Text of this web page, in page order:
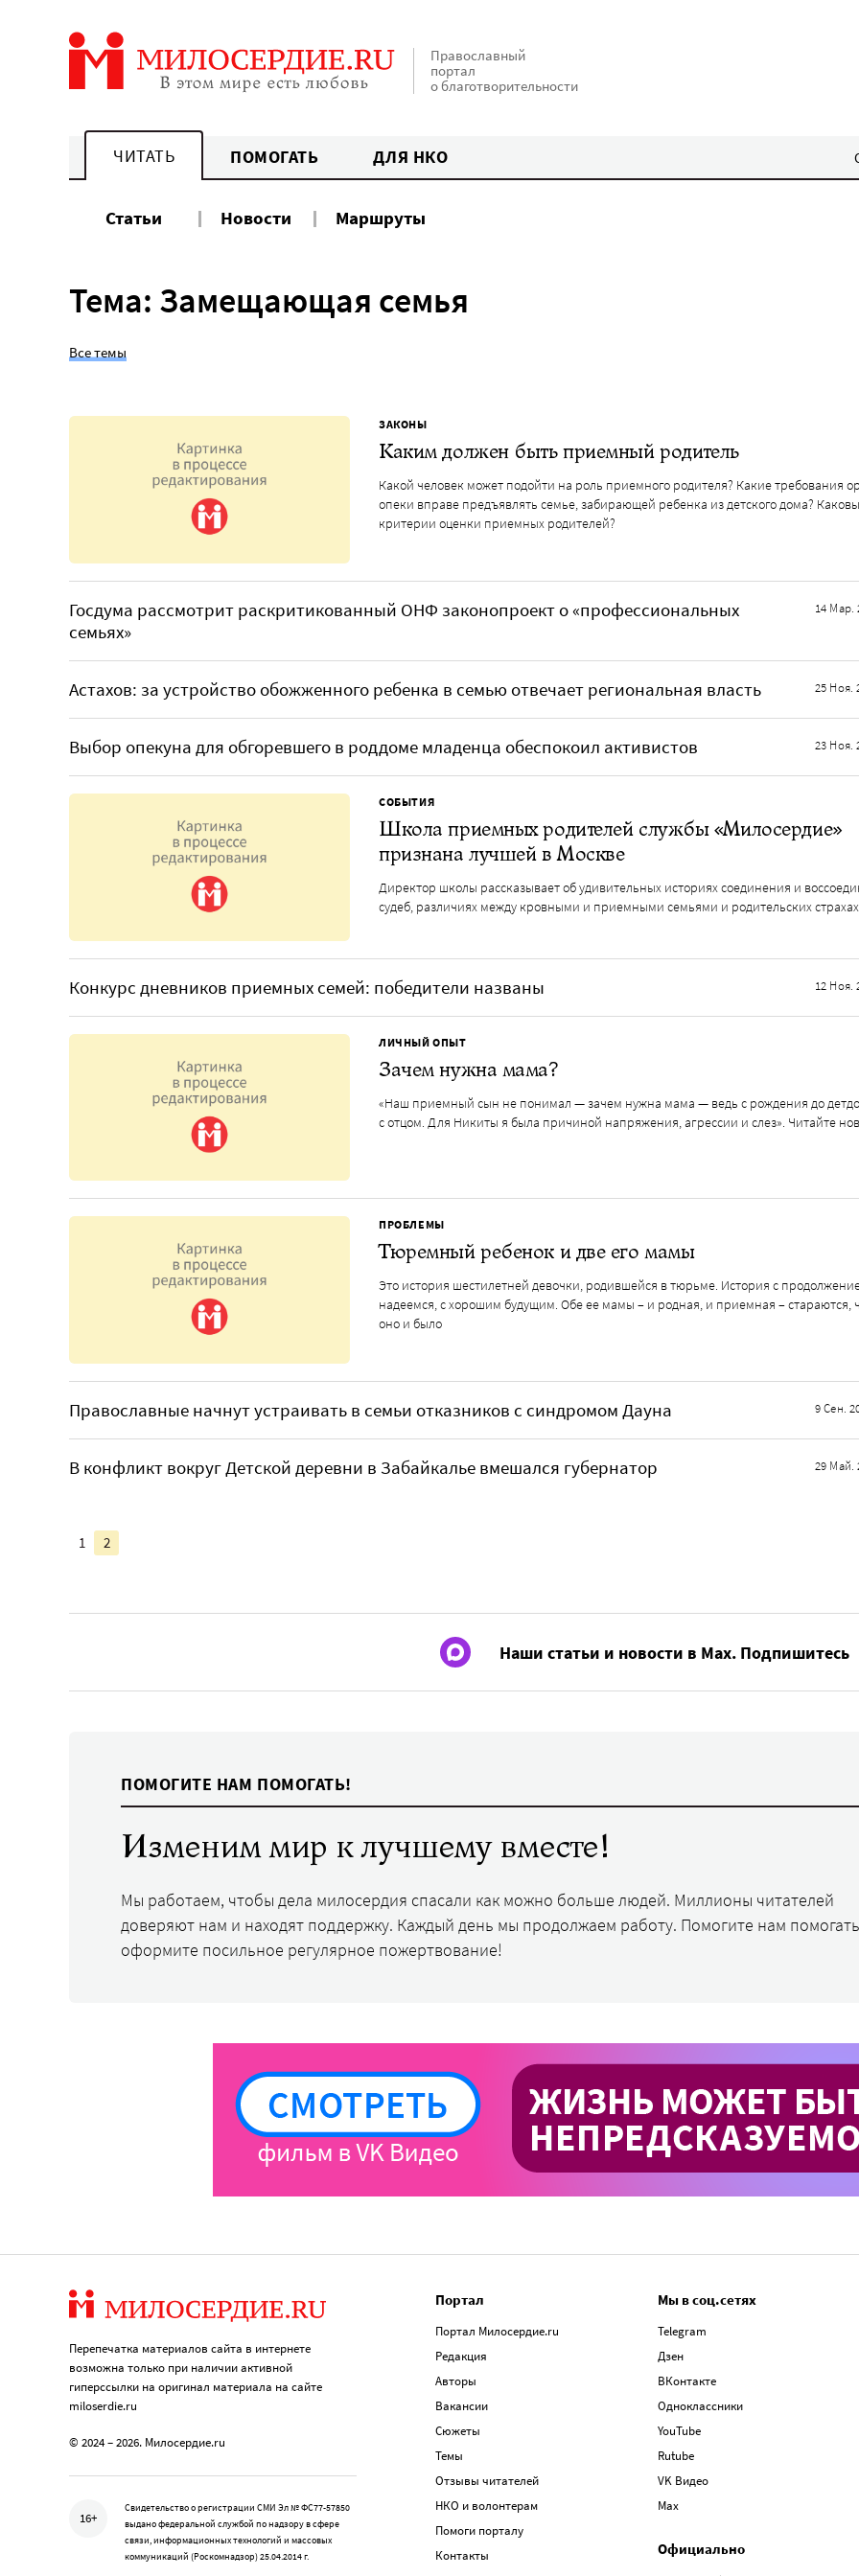
Православный
портал
о благотворительности
ЧИТАТЬ ПОМОГАТЬ ДЛЯ НКО
Статьи Новости Маршруты
Тема: Замещающая семья
Все темы
ЗАКОНЫ
Каким должен быть приемный родитель
Какой человек может подойти на роль приемного родителя? Какие требования
опеки вправе предъявлять семье, забирающей ребенка из детского дома? Каковы
критерии оценки приемных родителей?
Госдума рассмотрит раскритикованный ОНФ законопроект о «профессиональных
семьях»
14 Мар.
Астахов: за устройство обожженного ребенка в семью отвечает региональная власть 25 Ноя.
Выбор опекуна для обгоревшего в роддоме младенца обеспокоил активистов 23 Ноя.
СОБЫТИЯ
Школа приемных родителей службы «Милосердие»
признана лучшей в Москве
Директор школы рассказывает об удивительных историях соединения и
судеб, различиях между кровными и приемными семьями и родительских страхах
Конкурс дневников приемных семей: победители названы 12 Ноя.
ЛИЧНЫЙ ОПЫТ
Зачем нужна мама?
«Наш приемный сын не понимал — зачем нужна мама — ведь с рождения до
с отцом. Для Никиты я была причиной напряжения, агрессии и слез». Читайте
ПРОБЛЕМЫ
Тюремный ребенок и две его мамы
Это история шестилетней девочки, родившейся в тюрьме. История с
надеемся, с хорошим будущим. Обе ее мамы – и родная, и приемная – стараются,
оно и было
Православные начнут устраивать в семьи отказников с синдромом Дауна 9 Сен.
В конфликт вокруг Детской деревни в Забайкалье вмешался губернатор 29 Май.
1 2
Наши статьи и новости в Max. Подпишитесь
ПОМОГИТЕ НАМ ПОМОГАТЬ!
Изменим мир к лучшему вместе!
Мы работаем, чтобы дела милосердия спасали как можно больше людей. Миллионы читателей
доверяют нам и находят поддержку. Каждый день мы продолжаем работу. Помогите нам
оформите посильное регулярное пожертвование!
Перепечатка материалов сайта в интернете
возможна только при наличии активной
гиперссылки на оригинал материала на сайте
miloserdie.ru
© 2024 – 2026. Милосердие.ru
16+
Свидетельство о регистрации СМИ Эл № ФС77-57850
выдано федеральной службой по надзору в сфере
связи, информационных технологий и массовых
коммуникаций (Роскомнадзор) 25.04.2014 г.
Портал
Портал Милосердие.ru
Редакция
Авторы
Вакансии
Сюжеты
Темы
Отзывы читателей
НКО и волонтерам
Помоги порталу
Контакты
Мы в соц.сетях
Telegram
Дзен
ВКонтакте
Одноклассники
YouTube
Rutube
VK Видео
Max
Официально